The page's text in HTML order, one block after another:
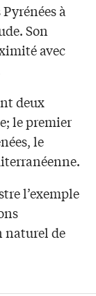
à
Son
avec
deux
le premier
le
l’exemple
naturel de